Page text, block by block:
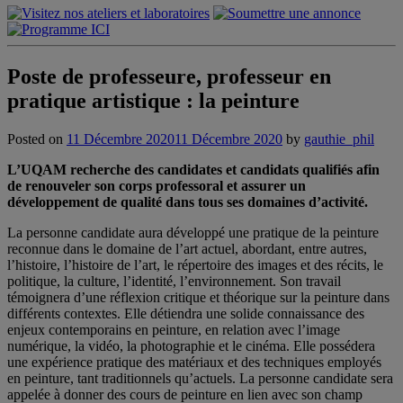
Poste de professeure, professeur en
pratique artistique : la peinture
Posted on 11 Décembre 202011 Décembre 2020 by gauthie_phil
L’UQAM recherche des candidates et candidats qualifiés afin
de renouveler son corps professoral et assurer un
développement de qualité dans tous ses domaines d’activité.
La personne candidate aura développé une pratique de la peinture
reconnue dans le domaine de l’art actuel, abordant, entre autres,
l’histoire, l’histoire de l’art, le répertoire des images et des récits, le
politique, la culture, l’identité, l’environnement. Son travail
témoignera d’une réflexion critique et théorique sur la peinture dans
différents contextes. Elle détiendra une solide connaissance des
enjeux contemporains en peinture, en relation avec l’image
numérique, la vidéo, la photographie et le cinéma. Elle possédera
une expérience pratique des matériaux et des techniques employés
en peinture, tant traditionnels qu’actuels. La personne candidate sera
appelée à donner des cours de peinture en lien avec son champ